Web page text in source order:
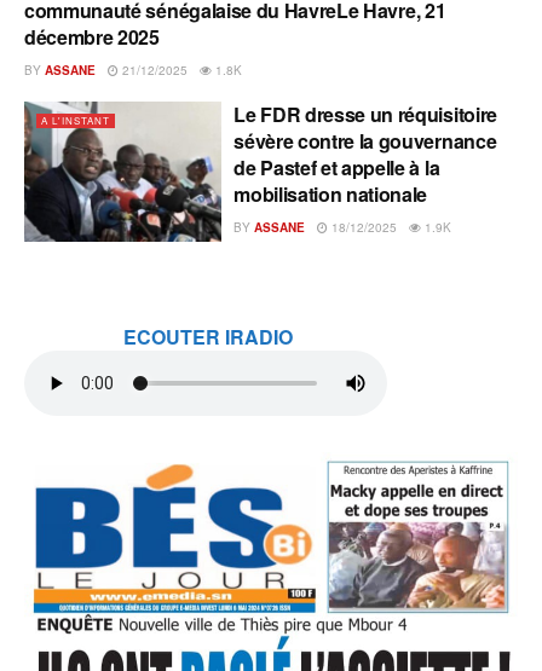
communauté sénégalaise du HavreLe Havre, 21
décembre 2025
BY ASSANE 21/12/2025 1.8K
A L'INSTANT
Le FDR dresse un réquisitoire
sévère contre la gouvernance
de Pastef et appelle à la
mobilisation nationale
BY ASSANE 18/12/2025 1.9K
ECOUTER IRADIO